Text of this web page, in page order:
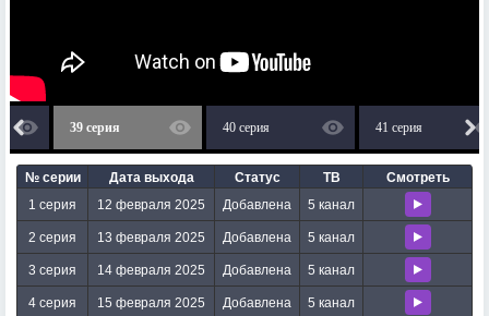
39 серия 40 серия 41 серия
№ серии Дата выхода Статус ТВ
Смотреть
1 серия
12 февраля 2025 Добавлена 5 канал
2 серия 13 февраля 2025 Добавлена 5 канал
3 серия 14 февраля 2025 Добавлена 5 канал
4 серия 15 февраля 2025 Добавлена 5 канал